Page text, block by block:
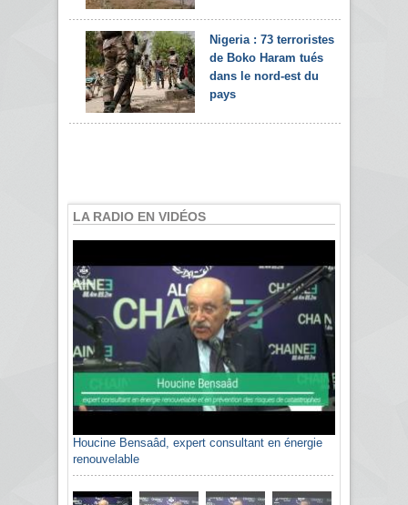
Nigeria : 73 terroristes
de Boko Haram tués
dans le nord-est du
pays
LA RADIO EN VIDÉOS
Houcine Bensaâd, expert consultant en énergie
renouvelable